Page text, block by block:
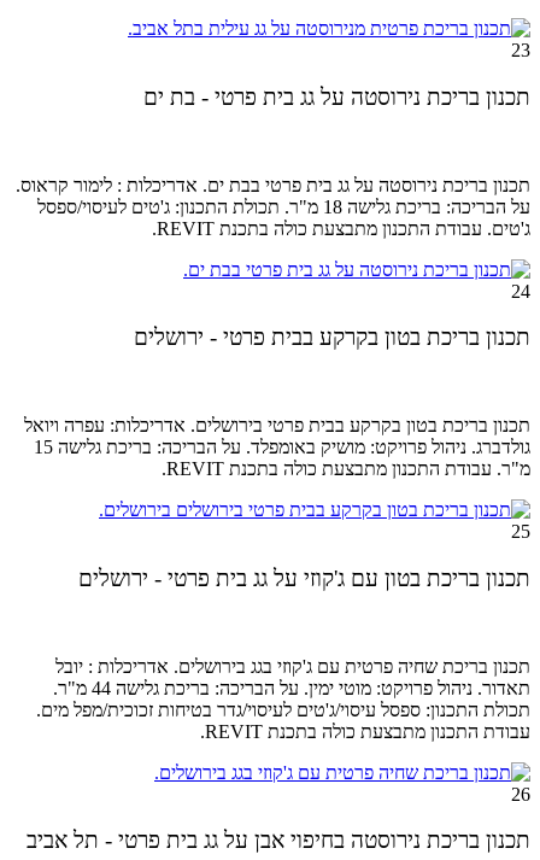
23
תכנון בריכת נירוסטה על גג בית פרטי - בת ים
תכנון בריכת נירוסטה על גג בית פרטי בבת ים. אדריכלות : לימור קראוס.
על הבריכה: בריכת גלישה 18 מ"ר. תכולת התכנון: ג'טים לעיסוי/ספסל
ג'טים. עבודת התכנון מתבצעת כולה בתכנת REVIT.
24
תכנון בריכת בטון בקרקע בבית פרטי - ירושלים
תכנון בריכת בטון בקרקע בבית פרטי בירושלים. אדריכלות: עפרה ויואל
גולדברג. ניהול פרויקט: מושיק באומפלד.
על הבריכה: בריכת גלישה 15
מ"ר. עבודת התכנון מתבצעת כולה בתכנת REVIT.
25
תכנון בריכת בטון עם ג'קוזי על גג בית פרטי - ירושלים
תכנון בריכת שחיה פרטית עם ג'קוזי בגג בירושלים. אדריכלות : יובל
תאדור. ניהול פרויקט: מוטי ימין.
על הבריכה: בריכת גלישה 44 מ"ר.
תכולת התכנון: ספסל עיסוי/ג'טים לעיסוי/גדר בטיחות זכוכית/מפל מים.
עבודת התכנון מתבצעת כולה בתכנת REVIT.
26
תכנון בריכת נירוסטה בחיפוי אבן על גג בית פרטי - תל אביב